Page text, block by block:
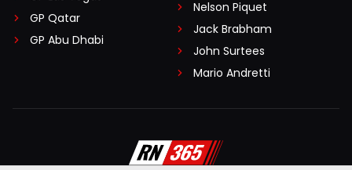
GP Qatar
GP Abu Dhabi
Nelson Piquet
Jack Brabham
John Surtees
Mario Andretti